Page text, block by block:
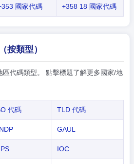
國家代碼 +358 18 國家代碼
按類型）
區代碼類型。 點擊標題了解更多國家/地
代碼 TLD 代碼
GAUL
IOC